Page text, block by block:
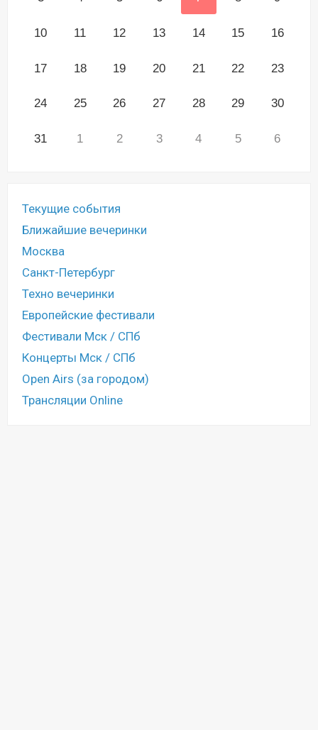
10 11 12 13 14 15 16
17 18 19 20 21 22 23
24 25 26 27 28 29 30
31 1 2 3 4 5 6
Текущие события
Ближайшие вечеринки
Москва
Санкт-Петербург
Техно вечеринки
Европейские фестивали
Фестивали Мск / СПб
Концерты Мск / СПб
Open Airs (за городом)
Трансляции Online